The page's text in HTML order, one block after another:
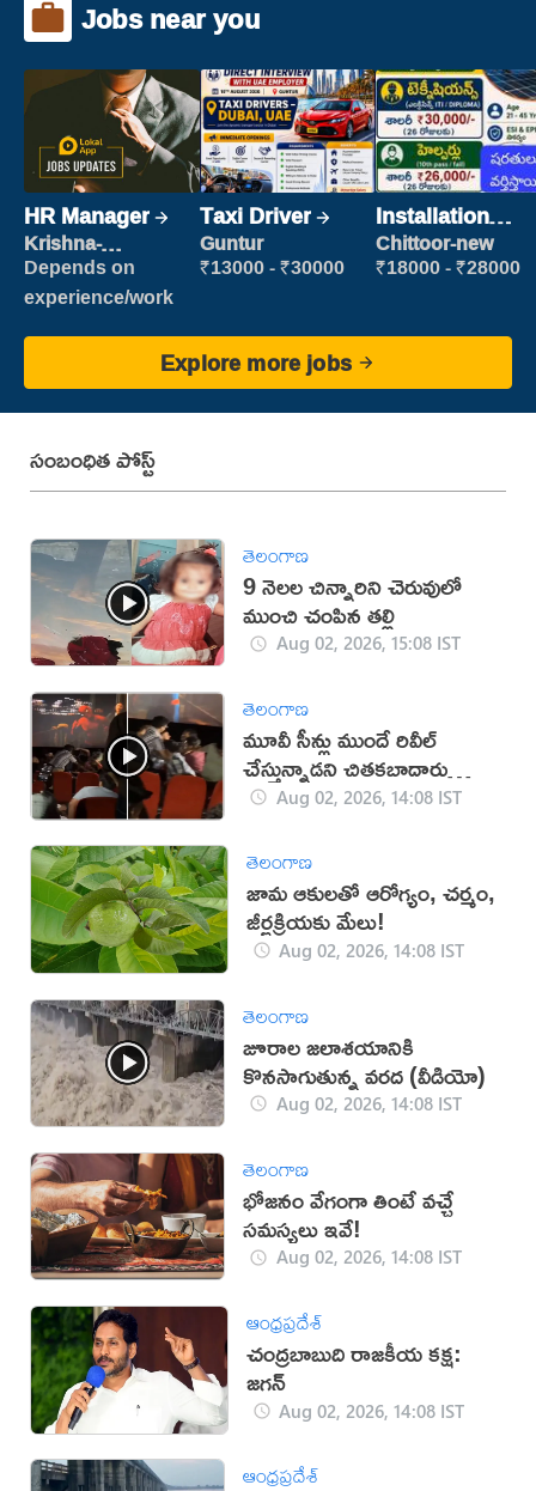
Jobs near you
HR Manager
Krishna-
vijayawada
Depends on
experience/work
Taxi Driver
Guntur
₹13000 - ₹30000
Installation
Engineer/
Helper
Chittoor-new
₹18000 - ₹28000
Explore more jobs
సంబంధిత పోస్ట్
తెలంగాణ
9 నెలల చిన్నారిని చెరువులో
ముంచి చంపిన తల్లి
Aug 02, 2026, 15:08 IST
తెలంగాణ
మూవీ సీన్లు ముందే రివీల్
చేస్తున్నాడని చితకబాదారు
(వీడియో)
Aug 02, 2026, 14:08 IST
తెలంగాణ
జామ ఆకులతో ఆరోగ్యం, చర్మం,
జీర్ణక్రియకు మేలు!
Aug 02, 2026, 14:08 IST
తెలంగాణ
జూరాల జలాశయానికి
కొనసాగుతున్న వరద (వీడియో)
Aug 02, 2026, 14:08 IST
తెలంగాణ
భోజనం వేగంగా తింటే వచ్చే
సమస్యలు ఇవే!
Aug 02, 2026, 14:08 IST
ఆంధ్రప్రదేశ్
చంద్రబాబుది రాజకీయ కక్ష:
జగన్
Aug 02, 2026, 14:08 IST
ఆంధ్రప్రదేశ్